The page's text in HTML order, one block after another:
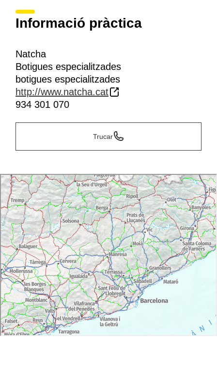
Informació pràctica
Natcha
Botigues especialitzades
botigues especialitzades
http://www.natcha.cat
934 301 070
Trucar